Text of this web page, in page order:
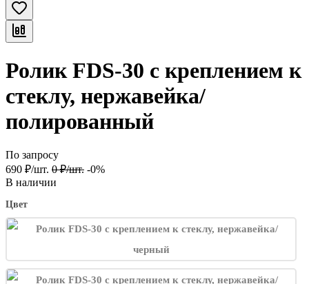
Ролик FDS-30 с креплением к
стеклу, нержавейка/
полированный
По запросу
690 ₽/шт. 0 ₽/шт. -0%
В наличии
Цвет